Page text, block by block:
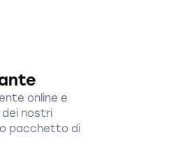
online e
nostri
pacchetto di